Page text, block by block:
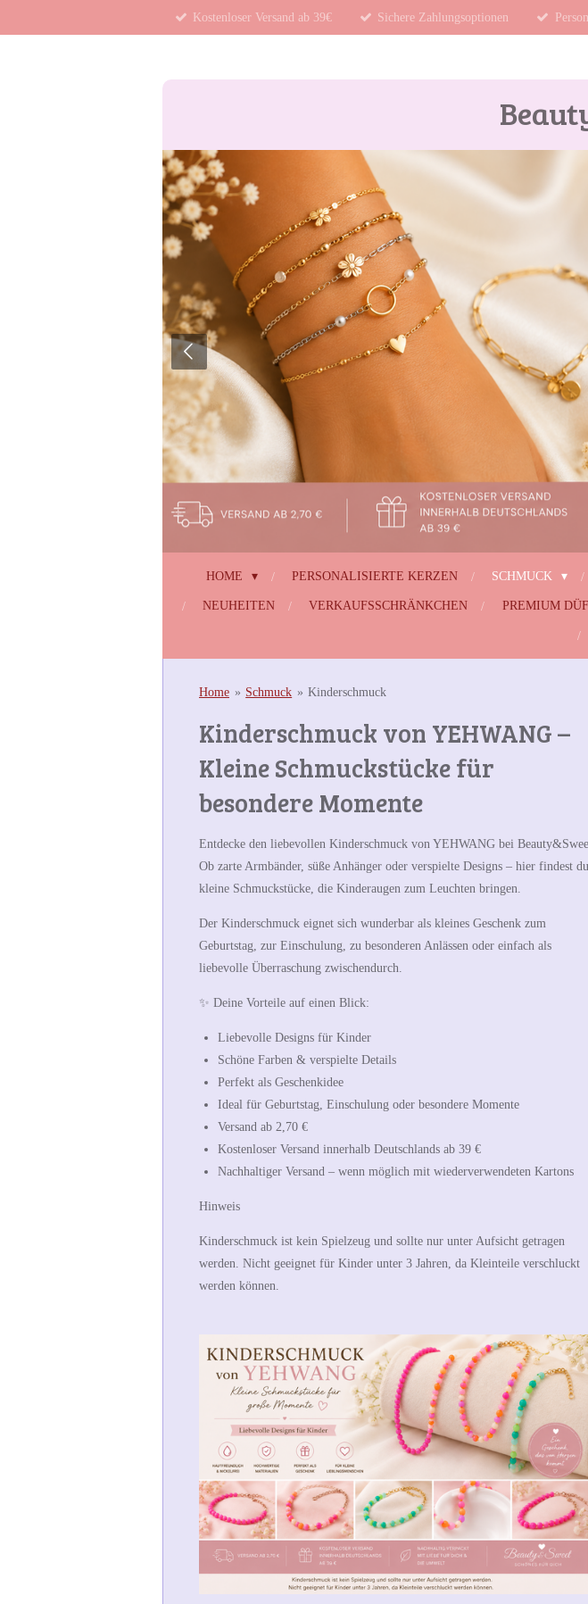
Kostenloser Versand ab 39€ Sichere Zahlungsoptionen
HOME PERSONALISIERTE KERZEN SCHMUCK
NEUHEITEN VERKAUFSSCHRÄNKCHEN PREMIUM
Home » Schmuck » Kinderschmuck
Kinderschmuck von YEHWANG –
Kleine Schmuckstücke für
besondere Momente
Entdecke den liebevollen Kinderschmuck von YEHWANG bei
Ob zarte Armbänder, süße Anhänger oder verspielte Designs – hier findest du
kleine Schmuckstücke, die Kinderaugen zum Leuchten bringen.
Der Kinderschmuck eignet sich wunderbar als kleines Geschenk zum
Geburtstag, zur Einschulung, zu besonderen Anlässen oder einfach als
liebevolle Überraschung zwischendurch.
✨ Deine Vorteile auf einen Blick:
Liebevolle Designs für Kinder
Schöne Farben & verspielte Details
Perfekt als Geschenkidee
Ideal für Geburtstag, Einschulung oder besondere Momente
Versand ab 2,70 €
Kostenloser Versand innerhalb Deutschlands ab 39 €
Nachhaltiger Versand – wenn möglich mit wiederverwendeten Kartons
Hinweis
Kinderschmuck ist kein Spielzeug und sollte nur unter Aufsicht getragen
werden. Nicht geeignet für Kinder unter 3 Jahren, da Kleinteile verschluckt
werden können.